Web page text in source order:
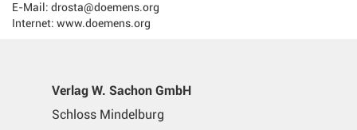
E-Mail: drosta@doemens.org
Internet: www.doemens.org
Verlag W. Sachon GmbH
Schloss Mindelburg